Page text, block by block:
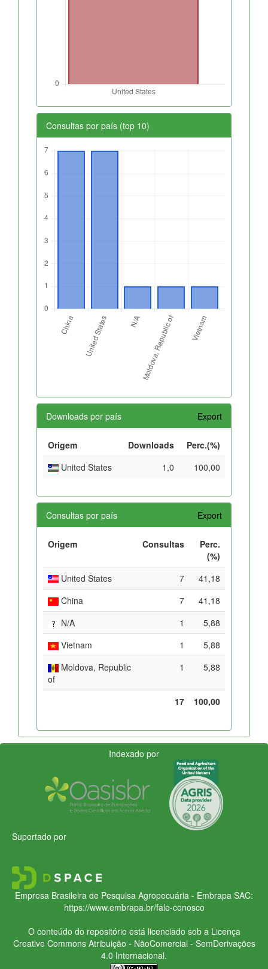
Consultas por país (top 10)
Downloads por país Export
Origem Downloads
Perc.(%)
United States
1,0 100,00
Consultas por país Export
Origem Consultas
Perc.
(%)
United States
7
41,18
China
7
41,18
N/A
1
5,88
Vietnam
1
5,88
Moldova, Republic
of
1 5,88
17 100,00
Indexado por
Suportado por
Empresa Brasileira de Pesquisa Agropecuária - Embrapa SAC:
https://www.embrapa.br/fale-conosco
O conteúdo do repositório está licenciado sob a Licença
Creative CommonsAtribuição - NãoComercial - SemDerivações
4.0 Internacional.